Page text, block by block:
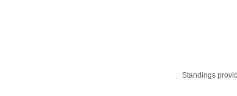
Standings